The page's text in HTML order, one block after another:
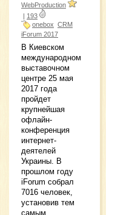
WebProduction
| 193
onebox CRM
iForum 2017
В Киевском
международном
выставочном
центре 25 мая
2017 года
пройдет
крупнейшая
офлайн-
конференция
интернет-
деятелей
Украины. В
прошлом году
iForum собрал
7016 человек,
установив тем
самым